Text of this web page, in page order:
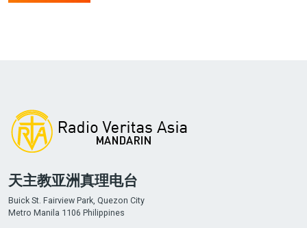
天主教亚洲真理电台
Buick St. Fairview Park, Quezon City
Metro Manila 1106 Philippines